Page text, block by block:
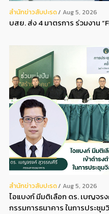
สํานักข่าวสับปะรด Aug 5, 2026
บสย. ส่ง 4 มาตรการ ร่วมงาน
สํานักข่าวสับปะรด Aug 5, 2026
ไอแบงก์ มีมติเลือก ดร. เบญจร
กรรมการธนาคาร ในการประ